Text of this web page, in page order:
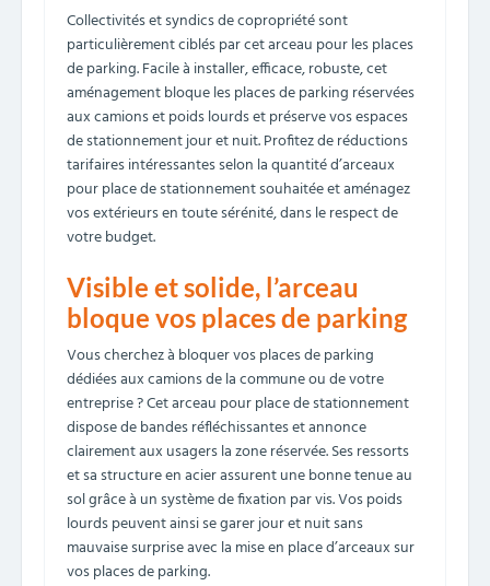
Collectivités et syndics de copropriété sont
particulièrement ciblés par cet arceau pour les places
de parking. Facile à installer, efficace, robuste, cet
aménagement bloque les places de parking réservées
aux camions et poids lourds et préserve vos espaces
de stationnement jour et nuit. Profitez de réductions
tarifaires intéressantes selon la quantité d’arceaux
pour place de stationnement souhaitée et aménagez
vos extérieurs en toute sérénité, dans le respect de
votre budget.
Visible et solide, l’arceau
bloque vos places de parking
Vous cherchez à bloquer vos places de parking
dédiées aux camions de la commune ou de votre
entreprise ? Cet arceau pour place de stationnement
dispose de bandes réfléchissantes et annonce
clairement aux usagers la zone réservée. Ses ressorts
et sa structure en acier assurent une bonne tenue au
sol grâce à un système de fixation par vis. Vos poids
lourds peuvent ainsi se garer jour et nuit sans
mauvaise surprise avec la mise en place d’arceaux sur
vos places de parking.